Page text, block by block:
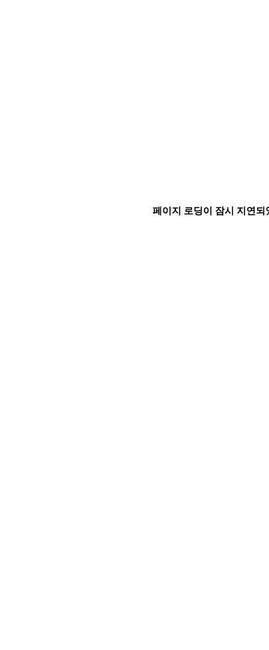
페이지 로딩이 잠시 지연